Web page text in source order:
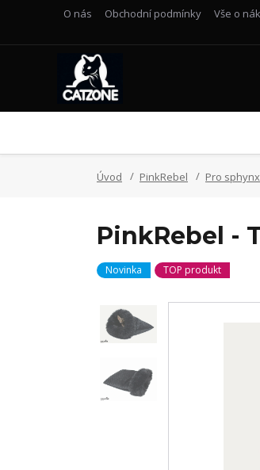
O nás Obchodní podmínky Vše o
Úvod PinkRebel Pro
PinkRebel -
Novinka TOP produkt